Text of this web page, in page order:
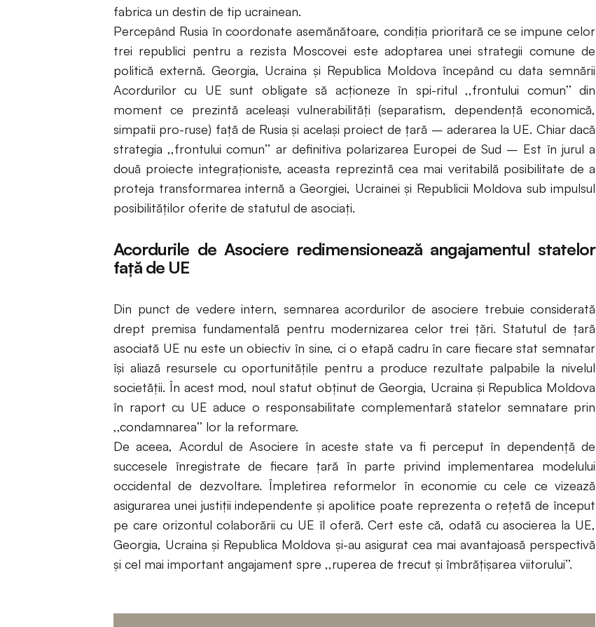
fabrica un destin de tip ucrainean.
Percepând Rusia în coordonate asemănătoare, condiția prioritară ce se impune celor
trei republici pentru a rezista Moscovei este adoptarea unei strategii comune de
politică externă. Georgia, Ucraina și Republica Moldova începând cu data semnării
Acordurilor cu UE sunt obligate să acționeze în spi-ritul ,,frontului comun’’ din
moment ce prezintă aceleași vulnerabilități (separatism, dependență economică,
simpatii pro-ruse) față de Rusia și același proiect de țară – aderarea la UE. Chiar dacă
strategia ,,frontului comun’’ ar definitiva polarizarea Europei de Sud – Est în jurul a
două proiecte integraționiste, aceasta reprezintă cea mai veritabilă posibilitate de a
proteja transformarea internă a Georgiei, Ucrainei și Republicii Moldova sub impulsul
posibilităților oferite de statutul de asociați.
Acordurile de Asociere redimensionează angajamentul statelor
față de UE
Din punct de vedere intern, semnarea acordurilor de asociere trebuie considerată
drept premisa fundamentală pentru modernizarea celor trei țări. Statutul de țară
asociată UE nu este un obiectiv în sine, ci o etapă cadru în care fiecare stat semnatar
își aliază resursele cu oportunitățile pentru a produce rezultate palpabile la nivelul
societății. În acest mod, noul statut obținut de Georgia, Ucraina și Republica Moldova
în raport cu UE aduce o responsabilitate complementară statelor semnatare prin
,,condamnarea’’ lor la reformare.
De aceea, Acordul de Asociere în aceste state va fi perceput în dependență de
succesele înregistrate de fiecare țară în parte privind implementarea modelului
occidental de dezvoltare. Împletirea reformelor în economie cu cele ce vizează
asigurarea unei justiții independente și apolitice poate reprezenta o rețetă de început
pe care orizontul colaborării cu UE îl oferă. Cert este că, odată cu asocierea la UE,
Georgia, Ucraina și Republica Moldova și-au asigurat cea mai avantajoasă perspectivă
și cel mai important angajament spre ,,ruperea de trecut și îmbrățișarea viitorului’’.